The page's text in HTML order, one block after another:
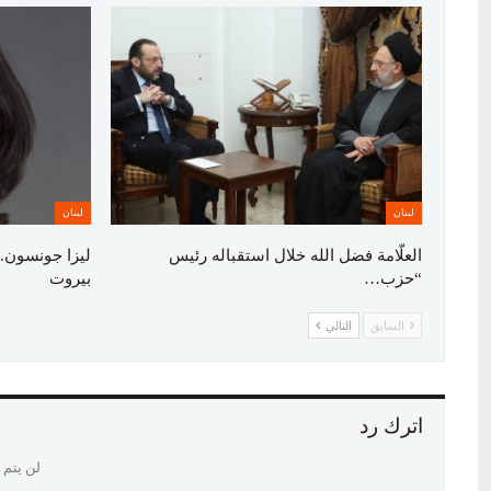
لبنان
العلّامة فضل الله خلال استقباله رئيس
“حزب…
لبنان
ليزا
بيروت
السابق التالي
اترك رد
لن